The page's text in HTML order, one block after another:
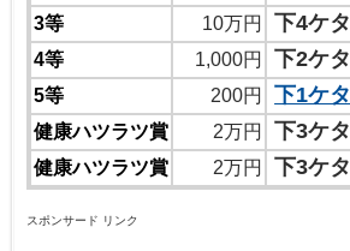
3等 10万円 下4ケタ
4等 1,000円 下2ケタ
5等 200円 下1ケタ
健康ハツラツ賞 2万円 下3ケタ
健康ハツラツ賞 2万円 下3ケタ
スポンサード リンク